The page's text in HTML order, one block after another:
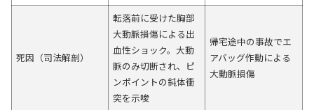
死因（司法解剖）
転落前に受けた胸部
大動脈損傷による出
血性ショック。大動
脈のみ切断され、ピ
ンポイントの鈍体衝
突を示唆
帰宅途中の事故でエ
アバッグ作動による
大動脈損傷